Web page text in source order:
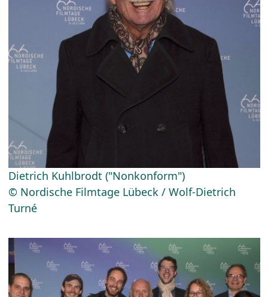
Dietrich Kuhlbrodt ("Nonkonform")
© Nordische Filmtage Lübeck / Wolf-Dietrich
Turné